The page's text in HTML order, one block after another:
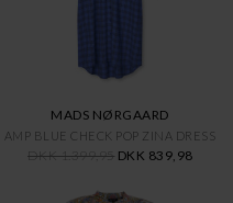
MADS NØRGAARD
AMP BLUE CHECK POP ZINA DRESS
DKK 1.399,95 DKK 839,98